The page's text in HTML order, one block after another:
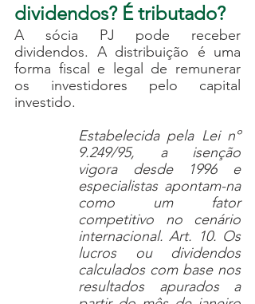
dividendos? É tributado?
A sócia PJ pode receber
dividendos. A distribuição é uma
forma fiscal e legal de remunerar
os investidores pelo capital
investido.
Estabelecida pela Lei nº
9.249/95, a isenção
vigora desde 1996 e
especialistas apontam-na
como um fator
competitivo no cenário
internacional. Art. 10. Os
lucros ou dividendos
calculados com base nos
resultados apurados a